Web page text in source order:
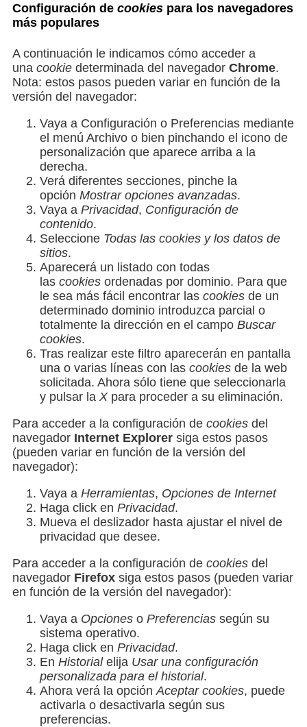
Configuración de cookies para los navegadores
más populares
A continuación le indicamos cómo acceder a
una cookie determinada del navegador Chrome.
Nota: estos pasos pueden variar en función de la
versión del navegador:
Vaya a Configuración o Preferencias mediante
el menú Archivo o bien pinchando el icono de
personalización que aparece arriba a la
derecha.
Verá diferentes secciones, pinche la
opción Mostrar opciones avanzadas.
Vaya a Privacidad, Configuración de
contenido.
Seleccione Todas las cookies y los datos de
sitios.
Aparecerá un listado con todas
las cookies ordenadas por dominio. Para que
le sea más fácil encontrar las cookies de un
determinado dominio introduzca parcial o
totalmente la dirección en el campo Buscar
cookies.
Tras realizar este filtro aparecerán en pantalla
una o varias líneas con las cookies de la web
solicitada. Ahora sólo tiene que seleccionarla
y pulsar la Xpara proceder a su eliminación.
Para acceder a la configuración de cookies del
navegador Internet Explorer siga estos pasos
(pueden variar en función de la versión del
navegador):
Vaya a Herramientas, Opciones de Internet
Haga click en Privacidad.
Mueva el deslizador hasta ajustar el nivel de
privacidad que desee.
Para acceder a la configuración de cookies del
navegador Firefox siga estos pasos (pueden variar
en función de la versión del navegador):
Vaya a Opciones o Preferencias según su
sistema operativo.
Haga click en Privacidad.
En Historialelija Usar una configuración
personalizada para el historial.
Ahora verá la opción Aceptar cookies, puede
activarla o desactivarla según sus
preferencias.